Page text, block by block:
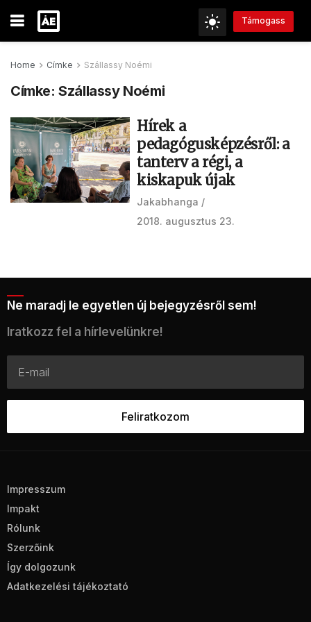
Támogass
Home Címke Szállassy Noémi
Címke:Szállassy Noémi
Hírek a
pedagógusképzésről: a
tanterv a régi, a
kiskapuk újak
Jakabhanga
2018. augusztus 23.
Ne maradj le egyetlen új bejegyzésről sem!
Iratkozz fel a hírlevelünkre!
Impresszum
Impakt
Rólunk
Szerzőink
Így dolgozunk
Adatkezelési tájékoztató